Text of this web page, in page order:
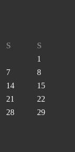
S
S
1
7
8
14
15
21
22
28
29